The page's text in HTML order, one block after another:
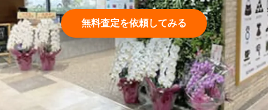
無料査定を依頼してみる